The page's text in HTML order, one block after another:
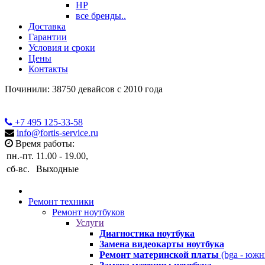
HP
все бренды..
Доставка
Гарантии
Условия и сроки
Цены
Контакты
Починили: 38750 девайсов с 2010 года
+7 495 125-33-58
info@fortis-service.ru
Время работы:
пн.-пт. 11.00 - 19.00,
сб-вс.
Выходные
Ремонт техники
Ремонт ноутбуков
Услуги
Диагностика ноутбука
Замена видеокарты ноутбука
Ремонт материнской платы (bga -